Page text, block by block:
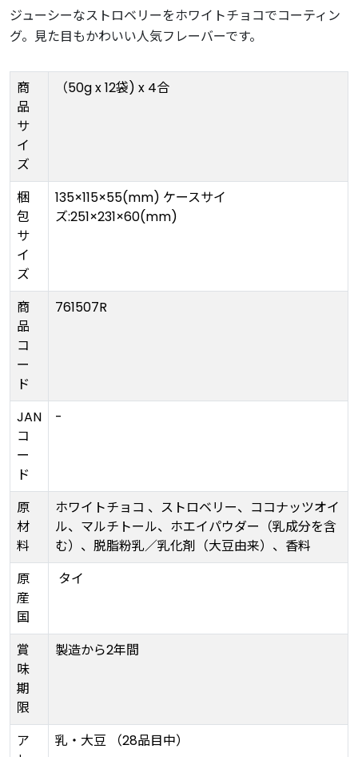
ジューシーなストロベリーをホワイトチョコでコーティン
グ。見た目もかわいい人気フレーバーです。
商
品
サ
イ
ズ
（50g x 12袋) x 4合
梱
包
サ
イ
ズ
135×115×55(mm) ケースサイ
ズ:251×231×60(mm)
商
品
コ
ー
ド
761507R
JAN
コ
ー
ド
-
原
材
料
ホワイトチョコ 、ストロベリー、ココナッツオイ
ル、マルチトール、ホエイパウダー（乳成分を含
む）、脱脂粉乳／乳化剤（大豆由来）、香料
原
産
国
タイ
賞
味
期
限
製造から2年間
ア
乳・大豆 （28品目中）